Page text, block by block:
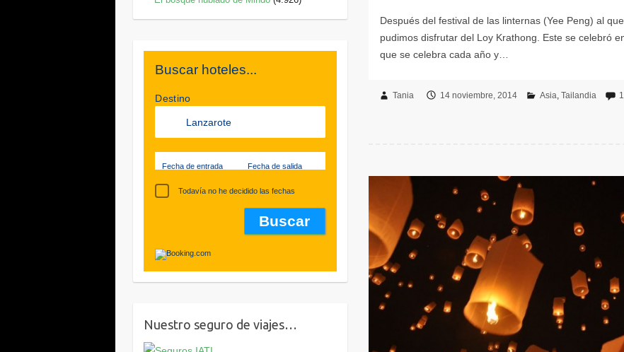
Tania 14 noviembre, 2014 Asia Tailandia
Buscar hoteles...
Destino
Fecha de entrada Fecha de salida
Todavía no he decidido las fechas
Nuestro seguro de viajes…